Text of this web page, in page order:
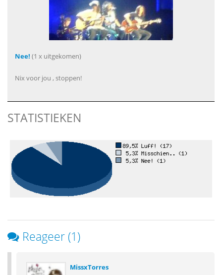
Nee! (1 x uitgekomen)
Nix voor jou , stoppen!
STATISTIEKEN
Reageer (1)
MissxTorres